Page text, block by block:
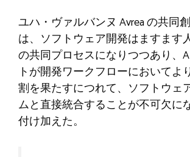
ユハ・ヴァルバンヌ Avrea の共同
は、ソフトウェア開発はますます
の共同プロセスになりつつあり、
トが開発ワークフローにおいてよ
割を果たすにつれて、ソフトウェ
ムと直接統合することが不可欠に
付け加えた。